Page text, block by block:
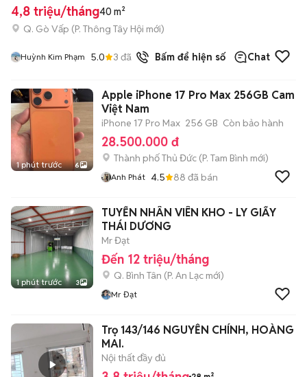
4,8 triệu/tháng40 m²
Q. Gò Vấp (P. Thông Tây Hội mới)
Huỳnh Kim Phạm 5.0 3 đã bán Bấm để hiện số Chat
1 phút trước 6
Apple iPhone 17 Pro Max 256GB Cam
Việt Nam
iPhone 17 Pro Max 256 GB Còn bảo hành
28.500.000 đ
Thành phố Thủ Đức (P. Tam Bình mới)
Anh Phát 4.5 88 đã bán
1 phút trước 3
TUYỂN NHÂN VIÊN KHO - LY GIẤY
THÁI DƯƠNG
Mr Đạt
Đến 12 triệu/tháng
Q. Bình Tân (P. An Lạc mới)
Mr Đạt
Trọ 143/146 NGUYỄN CHÍNH, HOÀNG
MAI.
Nội thất đầy đủ